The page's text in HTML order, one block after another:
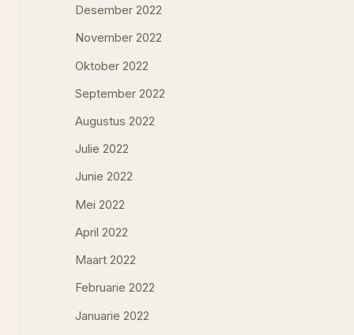
Desember 2022
November 2022
Oktober 2022
September 2022
Augustus 2022
Julie 2022
Junie 2022
Mei 2022
April 2022
Maart 2022
Februarie 2022
Januarie 2022